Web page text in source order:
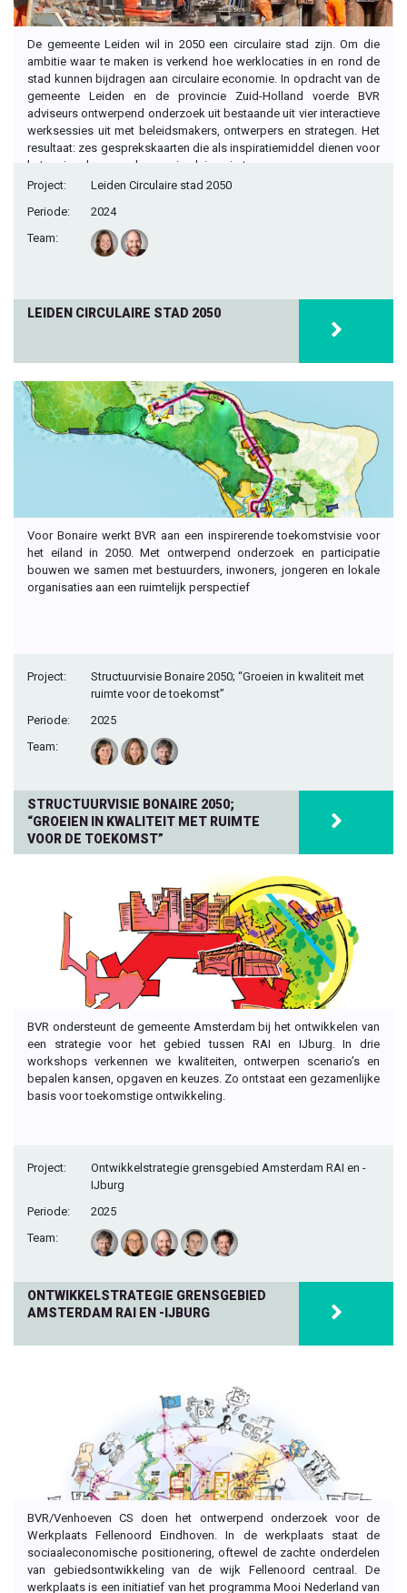
De gemeente Leiden wil in 2050 een circulaire stad zijn. Om die
ambitie waar te maken is verkend hoe werklocaties in en rond de
stad kunnen bijdragen aan circulaire economie. In opdracht van de
gemeente Leiden en de provincie Zuid-Holland voerde BVR
adviseurs ontwerpend onderzoek uit bestaande uit vier interactieve
werksessies uit met beleidsmakers, ontwerpers en strategen. Het
resultaat: zes gesprekskaarten die als inspiratiemiddel dienen voor
het regionale gesprek over circulaire ruimte.
Project:
Leiden Circulaire stad 2050
Periode:
2024
Team:
LEIDEN CIRCULAIRE STAD 2050
Voor Bonaire werkt BVR aan een inspirerende toekomstvisie voor
het eiland in 2050. Met ontwerpend onderzoek en participatie
bouwen we samen met bestuurders, inwoners, jongeren en lokale
organisaties aan een ruimtelijk perspectief
Project:
Structuurvisie Bonaire 2050; “Groeien in kwaliteit met
ruimte voor de toekomst”
Periode:
2025
Team:
STRUCTUURVISIE BONAIRE 2050;
“GROEIEN IN KWALITEIT MET RUIMTE
VOOR DE TOEKOMST”
BVR ondersteunt de gemeente Amsterdam bij het ontwikkelen van
een strategie voor het gebied tussen RAI en IJburg. In drie
workshops verkennen we kwaliteiten, ontwerpen scenario’s en
bepalen kansen, opgaven en keuzes. Zo ontstaat een gezamenlijke
basis voor toekomstige ontwikkeling.
Project:
Ontwikkelstrategie grensgebied Amsterdam RAI en -
IJburg
Periode:
2025
Team:
ONTWIKKELSTRATEGIE GRENSGEBIED
AMSTERDAM RAI EN -IJBURG
BVR/Venhoeven CS doen het ontwerpend onderzoek voor de
Werkplaats Fellenoord Eindhoven. In de werkplaats staat de
sociaaleconomische positionering, oftewel de zachte onderdelen
van gebiedsontwikkeling van de wijk Fellenoord centraal. De
werkplaats is een initiatief van het programma Mooi Nederland van